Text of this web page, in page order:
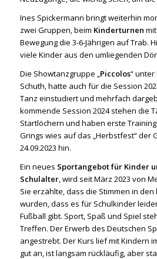
Ines Spickermann bringt weiterhin
zwei Gruppen, beim Kinderturnen
Bewegung die 3-6-Jährigen auf Trab.
viele Kinder aus den umliegenden
Die Showtanzgruppe „Piccolos“ unter
Schuth, hatte auch für die Session
Tanz einstudiert und mehrfach
kommende Session 2024 stehen die
Startlöchern und haben erste
Grings wies auf das „Herbstfest“ der
24.09.2023 hin.
Ein neues Sportangebot für Kinder
Schulalter, wird seit März 2023 von
Sie erzählte, dass die Stimmen in
wurden, dass es für Schulkinder
Fußball gibt. Sport, Spaß und Spiel
Treffen. Der Erwerb des Deutschen
angestrebt. Der Kurs lief mit Kindern
gut an, ist langsam rückläufig, aber